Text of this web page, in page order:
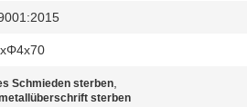
Schmieden sterben,
sterben